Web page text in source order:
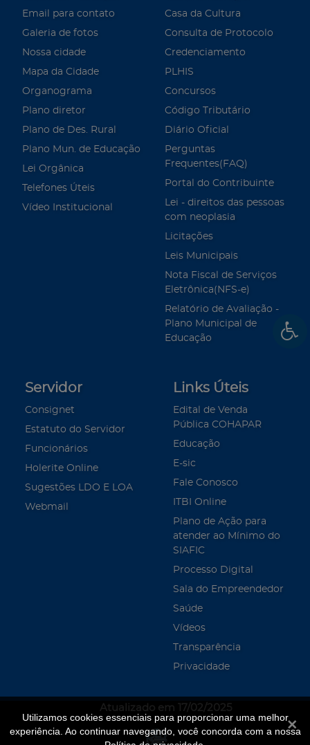
Utilizamos cookies essenciais para proporcionar uma melhor
experiência. Ao continuar navegando, você concorda com a nossa
Email para contato
Galeria de fotos
Nossa cidade
Mapa da Cidade
Organograma
Plano diretor
Plano de Des. Rural
Plano Mun. de Educação
Lei Orgânica
Telefones Úteis
Vídeo Institucional
Casa da Cultura
Consulta de Protocolo
Credenciamento
PLHIS
Concursos
Código Tributário
Diário Oficial
Perguntas
Frequentes(FAQ)
Portal do Contribuinte
Lei - direitos das pessoas
com neoplasia
Licitações
Leis Municipais
Nota Fiscal de Serviços
Eletrônica(NFS-e)
Relatório de Avaliação -
Plano Municipal de
Educação
Servidor
Consignet
Estatuto do Servidor
Funcionários
Holerite Online
Sugestões LDO E LOA
Webmail
Links Úteis
Edital de Venda
Pública COHAPAR
Educação
E-sic
Fale Conosco
ITBI Online
Plano de Ação para
atender ao Mínimo do
SIAFIC
Processo Digital
Sala do Empreendedor
Saúde
Vídeos
Transparência
Privacidade
Atualizado em 17/02/2025